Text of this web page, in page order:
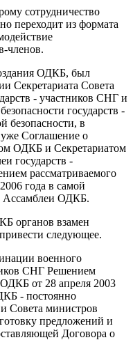
сотрудничество
переходит из формата
членов.
ОДКБ, был
Секретариата Совета
- участников СНГ и
государств -
безопасности, в
Соглашение о
ОДКБ и Секретариатом
государств -
рассматриваемого
года в самой
Ассамблеи ОДКБ.
органов взамен
следующее.
военного
СНГ Решением
от 28 апреля 2003
- постоянно
Совета министров
предложений и
Договора о